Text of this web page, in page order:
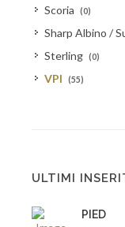
Scoria (0)
Sharp Albino /
Sterling (0)
VPI (55)
ULTIMI
PIED